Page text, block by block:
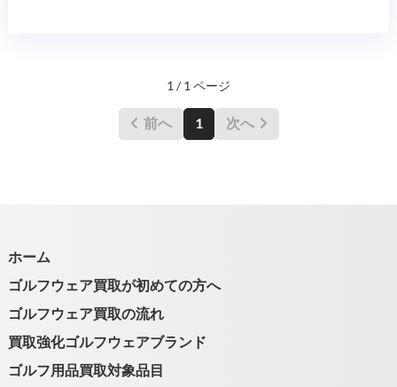
1 / 1 ページ
前へ 1 次へ
ホーム
ゴルフウェア買取が初めての方へ
ゴルフウェア買取の流れ
買取強化ゴルフウェアブランド
ゴルフ用品買取対象品目